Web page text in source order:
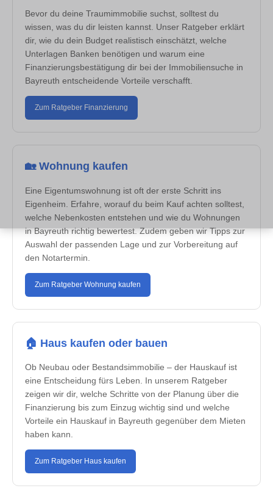
Bevor du deine Traumimmobilie suchst, solltest du
wissen, was du dir leisten kannst. Unser Ratgeber erklärt
dir, wie du dein Budget realistisch einschätzt, welche
Unterlagen Banken benötigen und warum eine
Finanzierungsbestätigung dir bei der Immobiliensuche in
Bayreuth entscheidende Vorteile verschafft.
Zum Ratgeber Finanzierung
🏡 Wohnung kaufen
Eine Eigentumswohnung ist oft der erste Schritt ins
Eigenheim. Erfahre, worauf du beim Kauf achten solltest,
welche Nebenkosten entstehen und wie du Wohnungen
in Bayreuth richtig bewertest. Zudem geben wir Tipps zur
Auswahl der passenden Lage und zur Vorbereitung auf
den Notartermin.
Zum Ratgeber Wohnung kaufen
🏠 Haus kaufen oder bauen
Ob Neubau oder Bestandsimmobilie – der Hauskauf ist
eine Entscheidung fürs Leben. In unserem Ratgeber
zeigen wir dir, welche Schritte von der Planung über die
Finanzierung bis zum Einzug wichtig sind und welche
Vorteile ein Hauskauf in Bayreuth gegenüber dem Mieten
haben kann.
Zum Ratgeber Haus kaufen